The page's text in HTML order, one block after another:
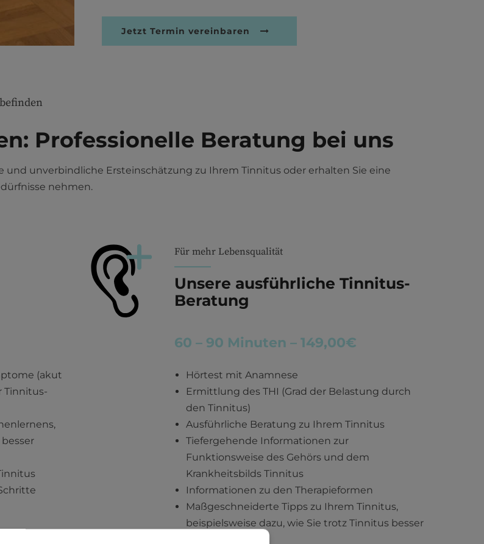
Jetzt Termin vereinbaren
Professionelle Beratung bei uns
und unverbindliche Ersteinschätzung zu Ihrem Tinnitus oder erhalten Sie eine
nehmen.
(akut
Tinnitus-
Für mehr Lebensqualität
Unsere ausführliche Tinnitus-
Beratung
60 – 90 Minuten – 149,00€
Hörtest mit Anamnese
Ermittlung des THI (Grad der Belastung durch
den Tinnitus)
Ausführliche Beratung zu Ihrem Tinnitus
Tiefergehende Informationen zur
Funktionsweise des Gehörs und dem
Krankheitsbilds Tinnitus
Informationen zu den Therapieformen
Maßgeschneiderte Tipps zu Ihrem Tinnitus,
beispielsweise dazu, wie Sie trotz Tinnitus besser